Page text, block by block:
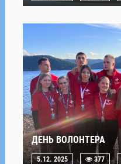
ДЕНЬ ВОЛОНТЕРА
5.12. 2025 377